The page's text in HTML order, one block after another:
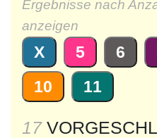
Ergebnisse nach
anzeigen
X 5 6
10
11
17